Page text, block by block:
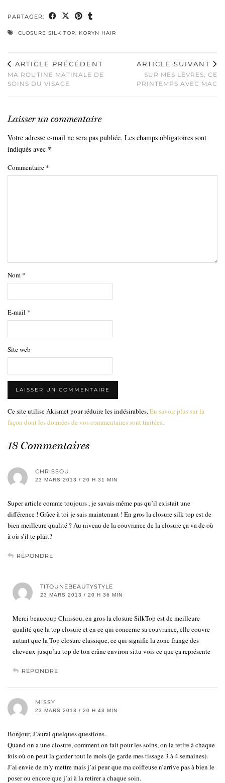
PARTAGER:
CLOSURE SILK TOP, KORYN HAIR
ARTICLE PRÉCÉDENT
MA ROUTINE MATINALE DE
SOINS DU VISAGE
ARTICLE SUIVANT
SUR MES LÈVRES, CE
PRINTEMPS AVEC MAC
Laisser un commentaire
Votre adresse e-mail ne sera pas publiée. Les champs obligatoires sont
indiqués avec *
Commentaire *
Nom *
E-mail *
Site web
Ce site utilise Akismet pour réduire les indésirables.En savoir plus sur la
façon dont les données de vos commentaires sont traitées.
18 Commentaires
CHRISSOU
23 MARS 2013 / 20 H 31 MIN
Super article comme toujours , je savais même pas qu’il existait une
différence ! Grâce à toi je sais maintenant ! En gros la closure silk top est de
bien meilleure qualité ? Au niveau de la couvrance de la closure ça va de où
à où s’il te plait?
RÉPONDRE
TITOUNEBEAUTYSTYLE
23 MARS 2013 / 20 H 36 MIN
Merci beaucoup Chrissou, en gros la closure SilkTop est de meilleure
qualité que la top closure et en ce qui concerne sa couvrance, elle couvre
autant que la Top closure classique, ce qui signifie la zone frange des
cheveux jusqu’au top de ton crâne environ si.tu vois ce que ça représente
RÉPONDRE
MISSY
23 MARS 2013 / 20 H 43 MIN
Bonjour, J’aurai quelques questions.
Quand on a une closure, comment on fait pour les soins, on la retire à chaque
fois où on peut la garder tout le mois (je garde mes tissage 3 à 4 semaines).
J’ai envie de m’y mettre mais j’ai peur que ma coiffeuse n’arrive pas à bien le
poser ou encore que j’ai à la retirer a chaque soin.